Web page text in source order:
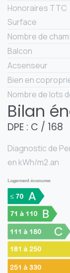
Honoraires TTC
Surface
Nombre de
Balcon
Acsenseur
Bien en
Nombre de lots
Bilan
DPE : C / 168
Diagnostic de
en kWh/m2.an